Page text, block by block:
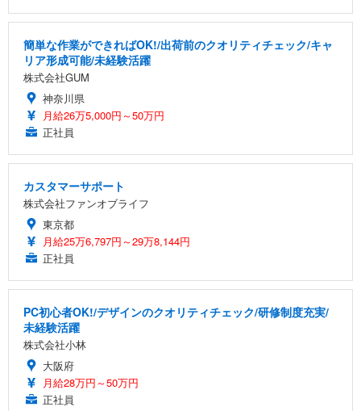
簡単な作業ができればOK!/出荷前のクオリティチェック/キャ
リア形成可能/未経験活躍
株式会社GUM
神奈川県
月給26万5,000円～50万円
正社員
カスタマーサポート
株式会社ファンオブライフ
東京都
月給25万6,797円～29万8,144円
正社員
PC初心者OK!/デザインのクオリティチェック/研修制度充実/
未経験活躍
株式会社小林
大阪府
月給28万円～50万円
正社員